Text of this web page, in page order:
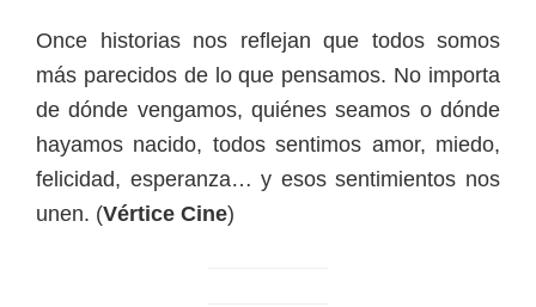
Once historias nos reflejan que todos somos
más parecidos de lo que pensamos. No importa
de dónde vengamos, quiénes seamos o dónde
hayamos nacido, todos sentimos amor, miedo,
felicidad, esperanza… y esos sentimientos nos
unen. (Vértice Cine)